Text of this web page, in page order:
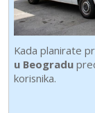
Kada planirate
u Beogradu
korisnika.